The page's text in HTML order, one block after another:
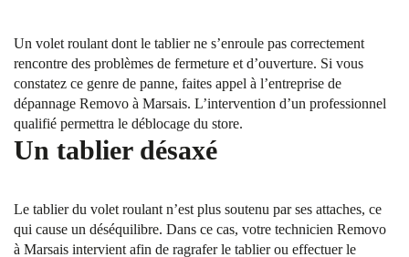
Un volet roulant dont le tablier ne s’enroule pas correctement
rencontre des problèmes de fermeture et d’ouverture. Si vous
constatez ce genre de panne, faites appel à l’entreprise de
dépannage Removo à Marsais. L’intervention d’un professionnel
qualifié permettra le déblocage du store.
Un tablier désaxé
Le tablier du volet roulant n’est plus soutenu par ses attaches, ce
qui cause un déséquilibre. Dans ce cas, votre technicien Removo
à Marsais intervient afin de ragrafer le tablier ou effectuer le